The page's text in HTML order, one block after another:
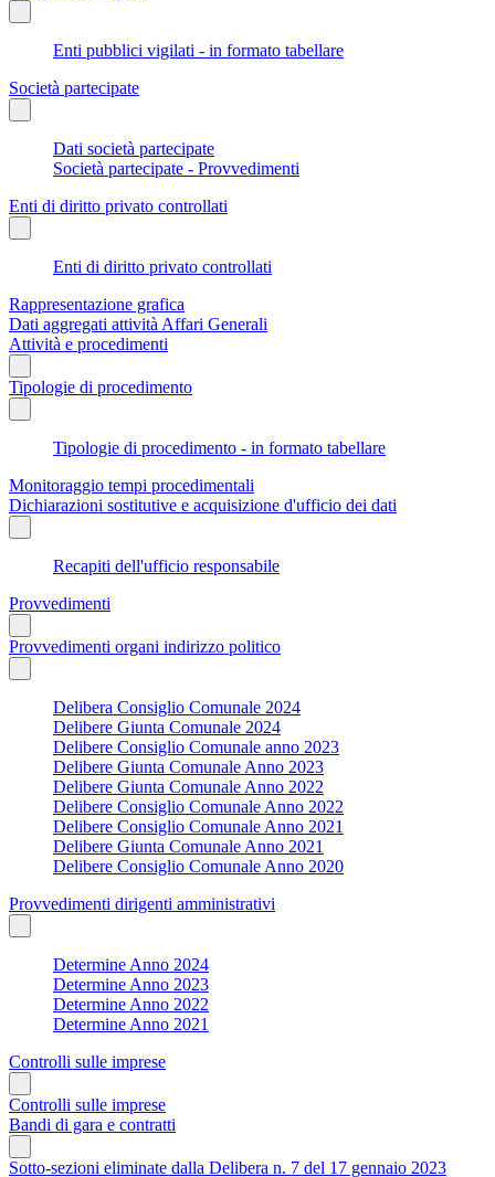
Enti pubblici vigilati - in formato tabellare
Società partecipate
Dati società partecipate
Società partecipate - Provvedimenti
Enti di diritto privato controllati
Enti di diritto privato controllati
Rappresentazione grafica
Dati aggregati attività Affari Generali
Attività e procedimenti
Tipologie di procedimento
Tipologie di procedimento - in formato tabellare
Monitoraggio tempi procedimentali
Dichiarazioni sostitutive e acquisizione d'ufficio dei dati
Recapiti dell'ufficio responsabile
Provvedimenti
Provvedimenti organi indirizzo politico
Delibera Consiglio Comunale 2024
Delibere Giunta Comunale 2024
Delibere Consiglio Comunale anno 2023
Delibere Giunta Comunale Anno 2023
Delibere Giunta Comunale Anno 2022
Delibere Consiglio Comunale Anno 2022
Delibere Consiglio Comunale Anno 2021
Delibere Giunta Comunale Anno 2021
Delibere Consiglio Comunale Anno 2020
Provvedimenti dirigenti amministrativi
Determine Anno 2024
Determine Anno 2023
Determine Anno 2022
Determine Anno 2021
Controlli sulle imprese
Controlli sulle imprese
Bandi di gara e contratti
Sotto-sezioni eliminate dalla Delibera n. 7 del 17 gennaio 2023